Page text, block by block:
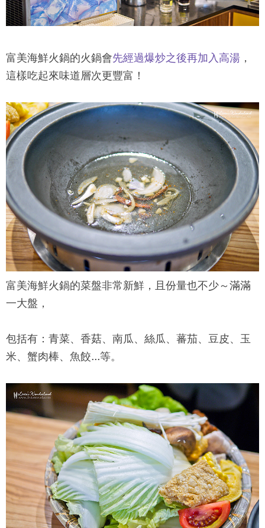
富美海鮮火鍋的火鍋會先經過爆炒之後再加入高湯 ，
這樣吃起來味道層次更豐富！
富美海鮮火鍋的菜盤非常新鮮，且份量也不少～滿滿
一大盤，
包括有：青菜、香菇、南瓜、絲瓜、蕃茄、豆皮、玉
米、蟹肉棒、魚餃...等。